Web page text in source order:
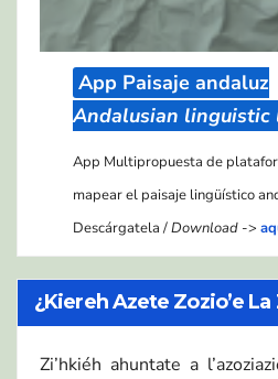
App Paisaje andaluz
Andalusian linguistic
App Multipropuesta de
mapear el paisaje lingüístico
Descárgatela /Download ->
¿Kiereh Azete Zozio’e La
Zi’hkiéh ahuntate a